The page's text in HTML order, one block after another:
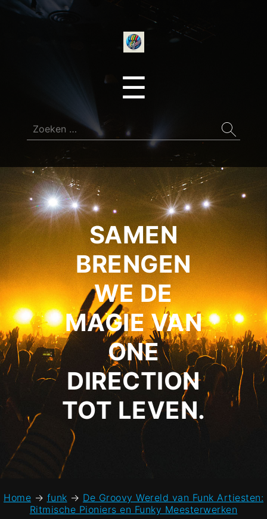
☰
Zoeken
naar:
SAMEN
BRENGEN
WE DE
MAGIE VAN
ONE
DIRECTION
TOT LEVEN.
Home → funk → De Groovy Wereld van Funk Artiesten:
Ritmische Pioniers en Funky Meesterwerken